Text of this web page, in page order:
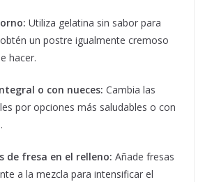
Utiliza gelatina sin sabor para
un postre igualmente cremoso
hacer.
o con nueces: Cambia las
por opciones más saludables o con
de fresa en el relleno: Añade fresas
a la mezcla para intensificar el